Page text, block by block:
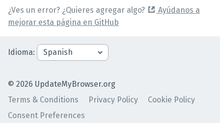
¿Ves un error? ¿Quieres agregar algo?
Ayúdanos a
mejorar esta página en GitHub
© 2026 UpdateMyBrowser.org
Terms & Conditions
Privacy Policy
Cookie Policy
Consent Preferences
Idioma: